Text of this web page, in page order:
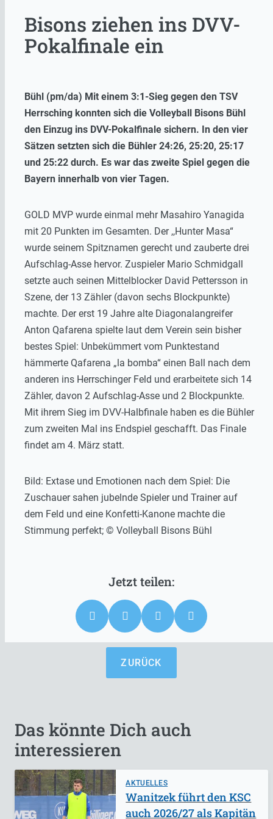
Bisons ziehen ins DVV-
Pokalfinale ein
Bühl (pm/da) Mit einem 3:1-Sieg gegen den TSV
Herrsching konnten sich die Volleyball Bisons Bühl
den Einzug ins DVV-Pokalfinale sichern. In den vier
Sätzen setzten sich die Bühler 24:26, 25:20, 25:17
und 25:22 durch. Es war das zweite Spiel gegen die
Bayern innerhalb von vier Tagen.
GOLD MVP wurde einmal mehr Masahiro Yanagida
mit 20 Punkten im Gesamten. Der ,,Hunter Masa“
wurde seinem Spitznamen gerecht und zauberte drei
Aufschlag-Asse hervor. Zuspieler Mario Schmidgall
setzte auch seinen Mittelblocker David Pettersson in
Szene, der 13 Zähler (davon sechs Blockpunkte)
machte. Der erst 19 Jahre alte Diagonalangreifer
Anton Qafarena spielte laut dem Verein sein bisher
bestes Spiel: Unbekümmert vom Punktestand
hämmerte Qafarena „la bomba“ einen Ball nach dem
anderen ins Herrschinger Feld und erarbeitete sich 14
Zähler, davon 2 Aufschlag-Asse und 2 Blockpunkte.
Mit ihrem Sieg im DVV-Halbfinale haben es die Bühler
zum zweiten Mal ins Endspiel geschafft. Das Finale
findet am 4. März statt.
Bild: Extase und Emotionen nach dem Spiel: Die
Zuschauer sahen jubelnde Spieler und Trainer auf
dem Feld und eine Konfetti-Kanone machte die
Stimmung perfekt; © Volleyball Bisons Bühl
ZURÜCK
Das könnte Dich auch
interessieren
AKTUELLES
Wanitzek führt den KSC
auch 2026/27 als Kapitän